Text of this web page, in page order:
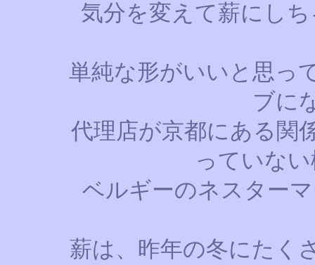
気分を変えて薪にし
単純な形がいいと思っ
ブに
代理店が京都にある関
っていな
ベルギーのネスター
薪は、昨年の冬にたく